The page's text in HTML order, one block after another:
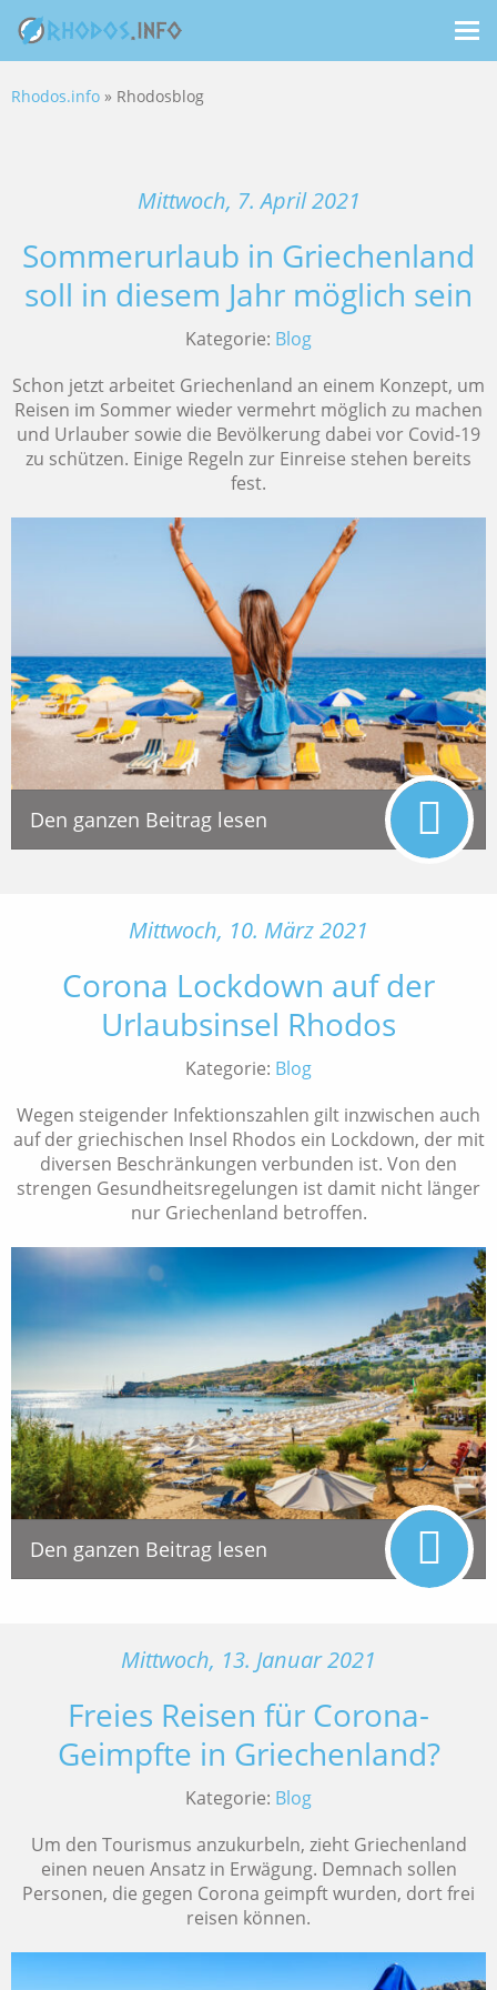
Rhodos.info » Rhodosblog
Mittwoch, 7. April 2021
Sommerurlaub in Griechenland
soll in diesem Jahr möglich sein
Kategorie: Blog
Schon jetzt arbeitet Griechenland an einem Konzept, um
Reisen im Sommer wieder vermehrt möglich zu machen
und Urlauber sowie die Bevölkerung dabei vor Covid-19
zu schützen. Einige Regeln zur Einreise stehen bereits
fest.
Den ganzen Beitrag lesen
Mittwoch, 10. März 2021
Corona Lockdown auf der
Urlaubsinsel Rhodos
Kategorie: Blog
Wegen steigender Infektionszahlen gilt inzwischen auch
auf der griechischen Insel Rhodos ein Lockdown, der mit
diversen Beschränkungen verbunden ist. Von den
strengen Gesundheitsregelungen ist damit nicht länger
nur Griechenland betroffen.
Den ganzen Beitrag lesen
Mittwoch, 13. Januar 2021
Freies Reisen für Corona-
Geimpfte in Griechenland?
Kategorie: Blog
Um den Tourismus anzukurbeln, zieht Griechenland
einen neuen Ansatz in Erwägung. Demnach sollen
Personen, die gegen Corona geimpft wurden, dort frei
reisen können.